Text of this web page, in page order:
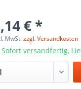
€ *
MwSt.zzgl. Versandkosten
Sofort versandfertig,